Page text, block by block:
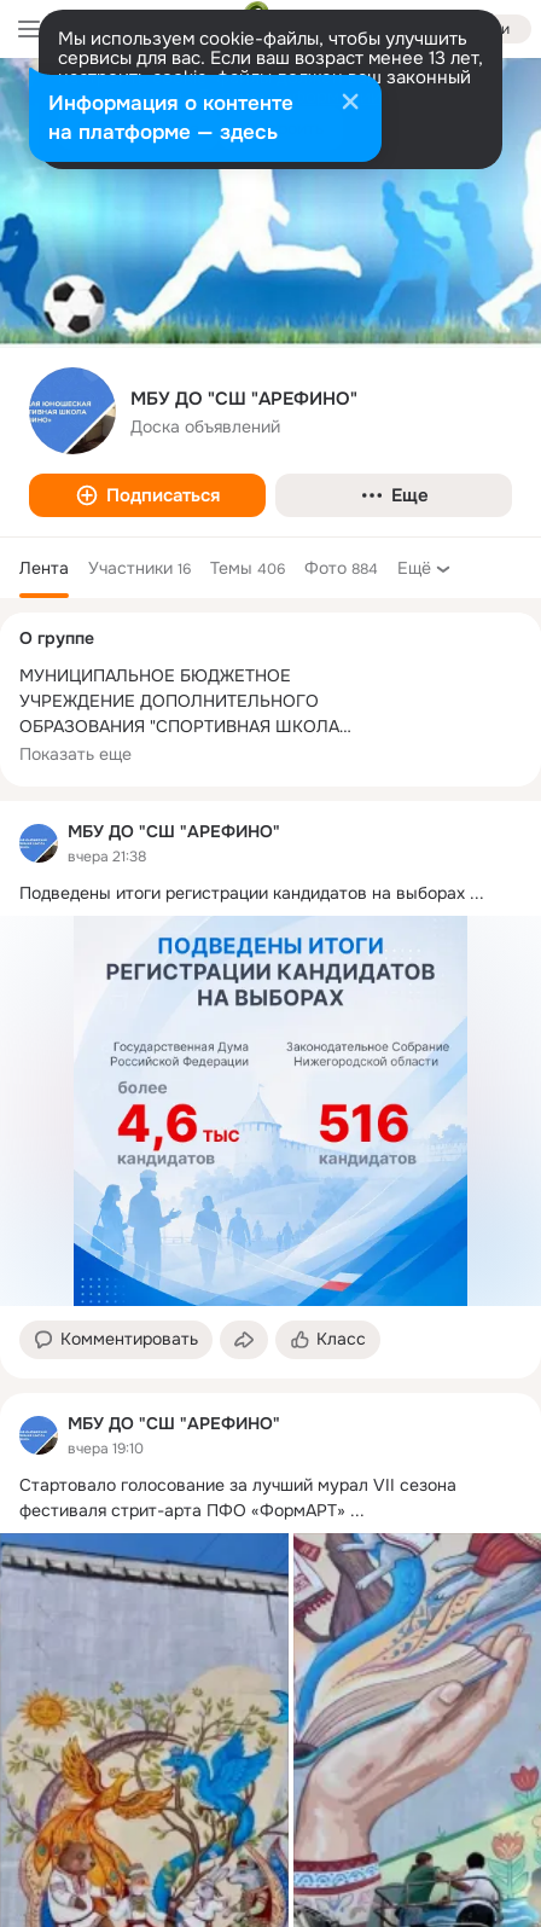
Войти
Мы используем cookie-файлы, чтобы улучшить
сервисы для вас. Если ваш возраст менее 13 лет,
настроить cookie-файлы должен ваш законный
представитель. Больше информации
Разрешить все Настроить
МБУ ДО "СШ "АРЕФИНО"
Доска объявлений
Подписаться Еще
Лента Участники 16 Темы 406 Фото 884 Ещё
МБУ ДО "СШ "АРЕФИНО"
вчера 21:38
Подведены итоги регистрации кандидатов на выборах ...
Комментировать Класс
МБУ ДО "СШ "АРЕФИНО"
вчера 19:10
Стартовало голосование за лучший мурал VII сезона
фестиваля стрит-арта ПФО «ФормАРТ» ...
колонка
О группе
МУНИЦИПАЛЬНОЕ БЮДЖЕТНОЕ
УЧРЕЖДЕНИЕ ДОПОЛНИТЕЛЬНОГО
ОБРАЗОВАНИЯ "СПОРТИВНАЯ ШКОЛА
"АРЕФИНО"
Показать еще
Информация о контенте
на платформе — здесь